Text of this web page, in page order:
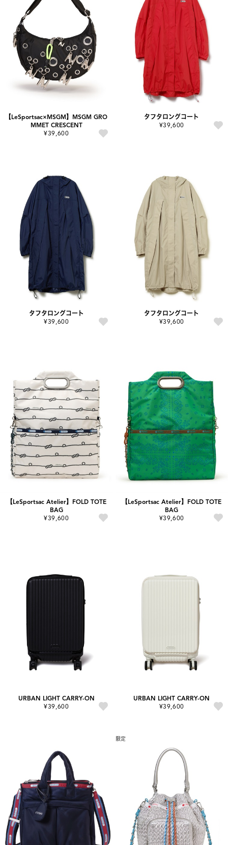
【LeSportsac×MSGM】MSGM GRO
MMET CRESCENT
¥39,600
タフタロングコート
¥39,600
タフタロングコート
¥39,600
タフタロングコート
¥39,600
【LeSportsac Atelier】FOLD TOTE
BAG
¥39,600
【LeSportsac Atelier】FOLD TOTE
BAG
¥39,600
URBAN LIGHT CARRY-ON
¥39,600
URBAN LIGHT CARRY-ON
¥39,600
限定